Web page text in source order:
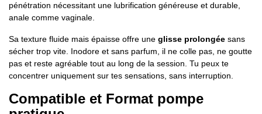
pénétration nécessitant une lubrification généreuse et durable,
anale comme vaginale.
Sa texture fluide mais épaisse offre une glisse prolongée sans
sécher trop vite. Inodore et sans parfum, il ne colle pas, ne goutte
pas et reste agréable tout au long de la session. Tu peux te
concentrer uniquement sur tes sensations, sans interruption.
Compatible et Format pompe